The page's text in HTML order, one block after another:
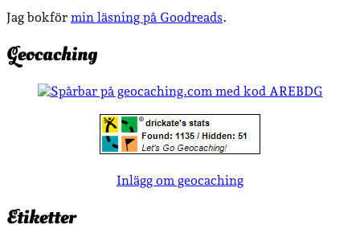
Jag bokför min läsning på Goodreads.
Geocaching
Inlägg om geocaching
Etiketter